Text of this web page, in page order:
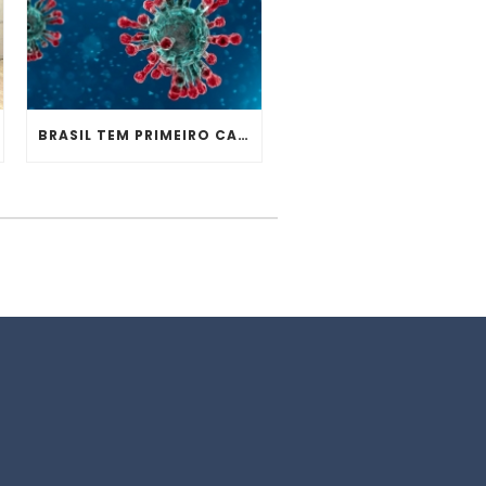
BRASIL TEM PRIMEIRO CASO CONFIRMADO DE CORONAVÍRUS, ESPECIALISTA REFORÇA ALERTA